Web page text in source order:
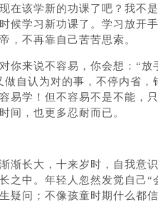
在该学新的功课了吧？我不
候学习新功课了。学习放开
，不再靠自己苦苦思索。
你来说不容易，你会想：“放
做自认为对的事，不停内省
易学！但不容易不是不能，
间，也更多忍耐而已。
渐长大，十来岁时，自我意
之中。年轻人忽然发觉自己“
疑问；不像孩童时期什么都